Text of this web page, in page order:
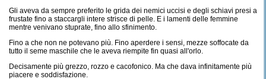
Gli aveva da sempre preferito le grida dei nemici uccisi e degli schiavi presi a
frustate fino a staccargli intere strisce di pelle. E i lamenti delle femmine
mentre venivano stuprate, fino allo sfinimento.
Fino a che non ne potevano più. Fino aperdere i sensi, mezze soffocate da
tutto il seme maschile che le aveva riempite fin quasi all'orlo.
Decisamente più grezzo, rozzo e cacofonico. Ma che dava infinitamente più
piacere e soddisfazione.